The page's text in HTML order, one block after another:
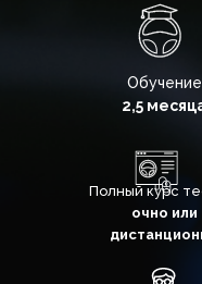
Полный курс
очно или
Обучение
2,5